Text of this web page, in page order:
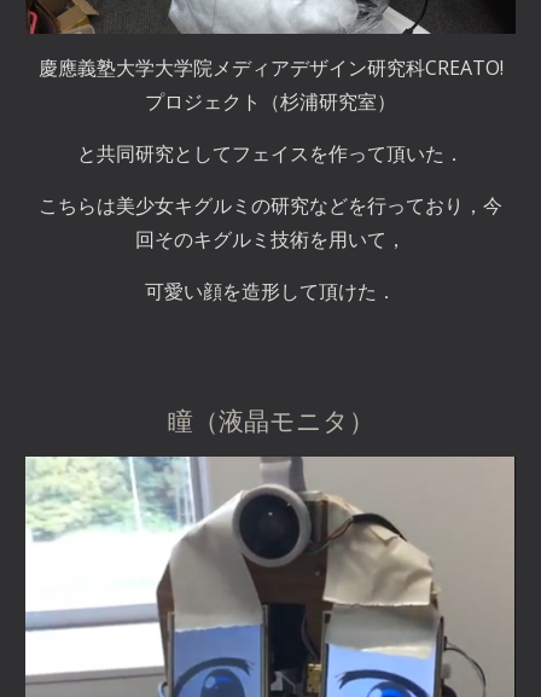
慶應義塾大学大学院メディアデザイン研究科CREATO!
プロジェクト（杉浦研究室）
と共同研究としてフェイスを作って頂いた．
こちらは美少女キグルミの研究などを行っており，今
回そのキグルミ技術を用いて，
可愛い顔を造形して頂けた．
瞳（液晶モニタ）